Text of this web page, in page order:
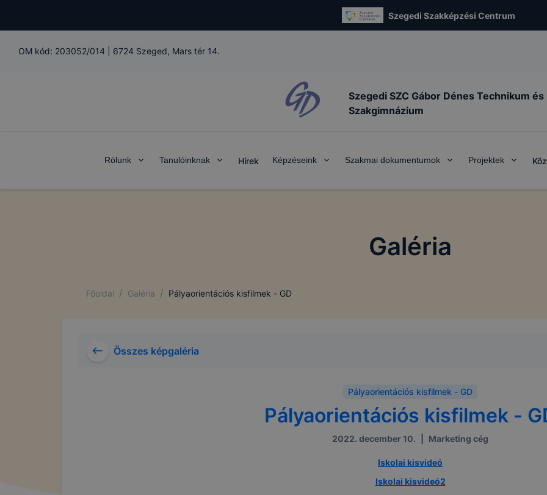
Szegedi Szakképzési Centrum
OM kód: 203052/014 6724 Szeged, Mars tér 14.
Szegedi SZC Gábor Dénes Technikum és
Szakgimnázium
Rólunk Tanulóinknak Hírek Képzéseink Szakmai dokumentumok Projektek
Galéria
Főoldal / Galéria / Pályaorientációs kisfilmek - GD
Összes képgaléria
Pályaorientációs kisfilmek - GD
Pályaorientációs kisfilmek -
2022. december 10. Marketing cég
Iskolai kisvideó
Iskolai kisvideó2